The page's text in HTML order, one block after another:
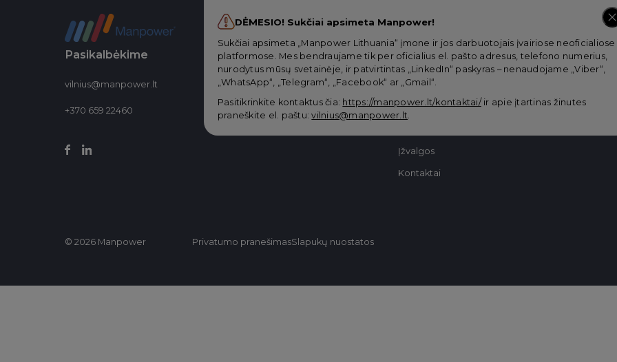
DĖMESIO! Sukčiai apsimeta Manpower!
Sukčiai apsimeta „Manpower Lithuania“ įmone ir jos darbuotojais įvairiose neoficialiose
platformose. Mes bendraujame tik per oficialius el. pašto adresus, telefono numerius,
nurodytus mūsų svetainėje, ir patvirtintas „LinkedIn“ paskyras – nenaudojame „Viber“,
„WhatsApp“, „Telegram“, „Facebook“ ar „Gmail“.
Pasitikrinkite kontaktus čia: https://manpower.lt/kontaktai/ir apie įtartinas žinutes
praneškite el. paštu:vilnius@manpower.lt.
Pasikalbėkime
vilnius@manpower.lt
+370 659 22460
Ieškote talentų?
Sprendimai verslui
Apie mus
Įžvalgos
Kontaktai
Ieškote
Karjeros
© 2026 Manpower Privatumo pranešimasSlapukų nuostatos